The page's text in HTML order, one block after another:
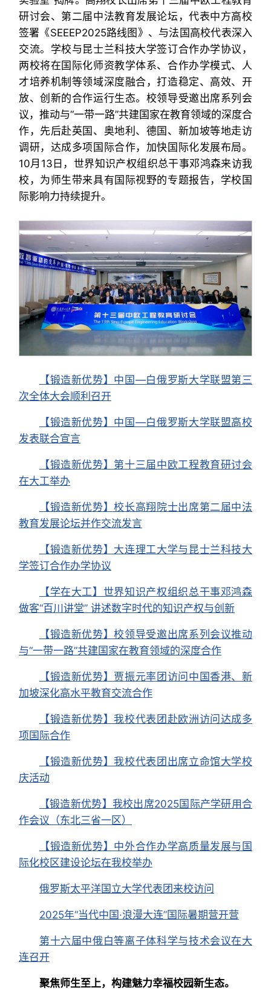
研讨会、第二届中法教育发展论坛，代表中方高校
签署《SEEEP2025路线图》、与法国高校代表深入
交流。学校与昆士兰科技大学签订合作办学协议，
两校将在国际化师资教学体系、合作办学模式、人
才培养机制等领域深度融合，打造稳定、高效、开
放、创新的合作运行生态。校领导受邀出席系列会
议，推动与“一带一路”共建国家在教育领域的深度合
作，先后赴英国、奥地利、德国、新加坡等地走访
调研，达成多项国际合作，加快国际化发展布局。
10月13日，世界知识产权组织总干事邓鸿森来访我
校，为师生带来具有国际视野的专题报告，学校国
际影响力持续提升。
【锻造新优势】中国—白俄罗斯大学联盟第三
次全体大会顺利召开
【锻造新优势】中国—白俄罗斯大学联盟高校
发表联合宣言
【锻造新优势】第十三届中欧工程教育研讨会
在大工举办
【锻造新优势】校长高翔院士出席第二届中法
教育发展论坛并作交流发言
【锻造新优势】大连理工大学与昆士兰科技大
学签订合作办学协议
【学在大工】世界知识产权组织总干事邓鸿森
做客“百川讲堂” 讲述数字时代的知识产权与创新
【锻造新优势】校领导受邀出席系列会议推动
与“一带一路”共建国家在教育领域的深度合作
【锻造新优势】贾振元率团访问中国香港、新
加坡深化高水平教育交流合作
【锻造新优势】我校代表团赴欧洲访问达成多
项国际合作
【锻造新优势】我校代表团出席立命馆大学校
庆活动
【锻造新优势】我校出席2025国际产学研用合
作会议（东北三省一区）
【锻造新优势】中外合作办学高质量发展与国
际化校区建设论坛在我校举办
俄罗斯太平洋国立大学代表团来校访问
2025年“当代中国·浪漫大连”国际暑期营开营
第十六届中俄白等离子体科学与技术会议在大
连召开
聚焦师生至上，构建魅力幸福校园新生态。